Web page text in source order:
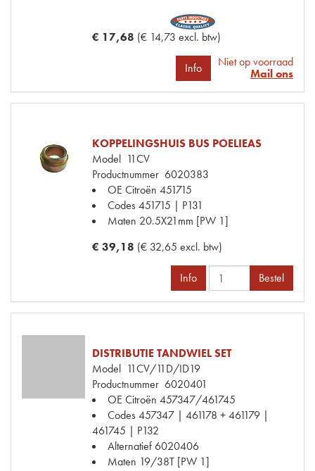
€ 17,68 (€ 14,73 excl. btw)
Info
Niet op voorraad
Mail ons
KOPPELINGSHUIS BUS POELIEAS
Model 11CV
Productnummer 6020383
OE Citroën 451715
Codes451715 | P131
Maten 20.5X21mm [PW 1]
€ 39,18 (€ 32,65 excl. btw)
Info Bestel
DISTRIBUTIE TANDWIEL SET
Model 11CV/11D/ID19
Productnummer 6020401
OE Citroën 457347/461745
Codes457347 | 461178 + 461179 |
461745 | P132
Alternatief 6020406
Maten 19/38T [PW 1]